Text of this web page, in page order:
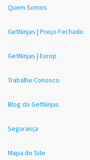
Quem Somos
GetNinjas | Preço Fechado
GetNinjas | Europ
Trabalhe Conosco
Blog do GetNinjas
Segurança
Mapa do Site